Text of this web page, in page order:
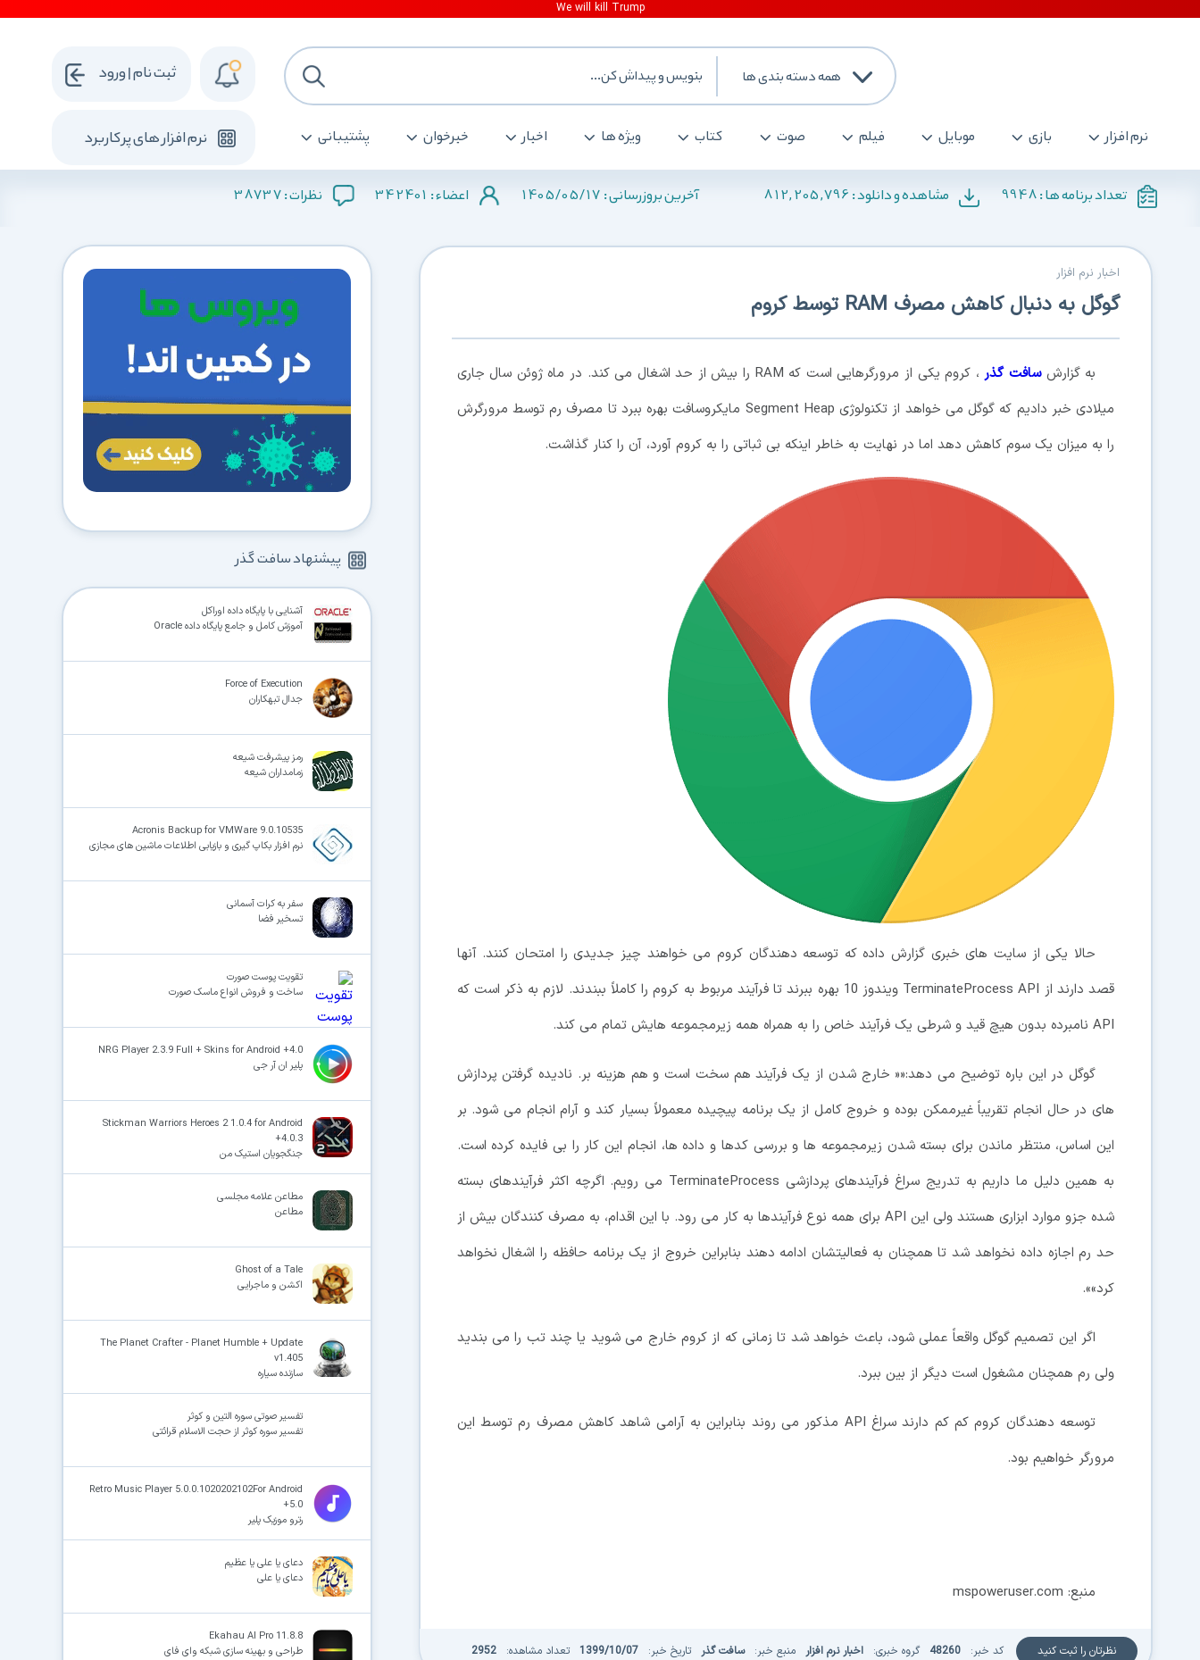
همه دسته بندی ها
نرم افزار بازی موبایل فیلم صوت کتاب ویژه ها اخبار خبرخوان پشتیبانی نرم افزار های پرکاربرد
ثبت نام | ورود
تعداد برنامه ها :9948 مشاهده و دانلود : 812,205,796 آخرین بروزرسانی : 1405/05/17 اعضاء : 342401 نظرات :38737
اخبار نرم افزار
گوگل به دنبال کاهش مصرف RAM توسط کروم
به گزارشسافت گذر
، کروم یکی از مرورگرهایی است که RAM را بیش از حد اشغال می کند. در ماه ژوئن سال جاری
میلادی خبر دادیم که گوگل می خواهد از تکنولوژی Segment Heap مایکروسافت بهره ببرد تا مصرف رم توسط مرورگرش
را به میزان یک سوم کاهش دهد اما در نهایت به خاطر اینکه بی ثباتی را به کروم آورد، آن را کنار گذاشت.
حالا یکی از سایت های خبری گزارش داده که توسعه دهندگان کروم می خواهند چیز جدیدی را امتحان کنند. آنها
قصد دارند از TerminateProcess API ویندوز 10 بهره ببرند تا فرآیند مربوط به کروم را کاملاً ببندند. لازم به ذکر است که
API نامبرده بدون هیچ قید و شرطی یک فرآیند خاص را به همراه همه زیرمجموعه هایش تمام می کند.
گوگل در این باره توضیح می دهد:«« خارج شدن از یک فرآیند هم سخت است و هم هزینه بر. نادیده گرفتن پردازش
های در حال انجام تقریباً غیرممکن بوده و خروج کامل از یک برنامه پیچیده معمولاً بسیار کند و آرام انجام می شود. بر
این اساس، منتظر ماندن برای بسته شدن زیرمجموعه ها و بررسی کدها و داده ها، انجام این کار را بی فایده کرده است.
به همین دلیل ما داریم به تدریج سراغ فرآیندهای پردازشی TerminateProcess می رویم. اگرچه اکثر فرآیندهای بسته
شده جزو موارد ابزاری هستند ولی این API برای همه نوع فرآیندها به کار می رود. با این اقدام، به مصرف کنندگان بیش از
حد رم اجازه داده نخواهد شد تا همچنان به فعالیتشان ادامه دهند بنابراین خروج از یک برنامه حافظه را اشغال نخواهد
کرد»».
اگر این تصمیم گوگل واقعاً عملی شود، باعث خواهد شد تا زمانی که از کروم خارج می شوید یا چند تب را می بندید
ولی رم همچنان مشغول است دیگر از بین ببرد.
توسعه دهندگان کروم کم کم دارند سراغ API مذکور می روند بنابراین به آرامی شاهد کاهش مصرف رم توسط این
مرورگر خواهیم بود.
منبع: mspoweruser.com
نظرتان را ثبت کنید کد خبر: 48260 گروه خبری: اخبار نرم افزار منبع خبر: سافت گذر تاریخ خبر: 1399/10/07 تعداد مشاهده: 2952
پیشنهاد سافت گذر
آشنایی با پایگاه داده اوراکل
آموزش کامل و جامع پایگاه داده Oracle
Force of Execution
جدال تبهکاران
رمز پیشرفت شیعه
زمامداران شیعه
Acronis Backup for VMWare 9.0.10535
نرم افزار بکاپ گیری و بازیابی اطلاعات ماشین های مجازی
سفر به کرات آسمانی
تسخیر فضا
تقویت پوست صورت
ساخت و فروش انواع ماسک صورت
NRG Player 2.3.9 Full + Skins for Android +4.0
پلیر ان آر جی
Stickman Warriors Heroes 2 1.0.4 for Android
+4.0.3
جنگجویان استیک من
مطاعن علامه مجلسی
مطاعن
Ghost of a Tale
اکشن و ماجرایی
The Planet Crafter - Planet Humble + Update
v1.405
سازنده سیاره
تفسیر صوتی سوره التین و کوثر
تفسیر سوره کوثر از حجت الاسلام قرائتی
Retro Music Player 5.0.0.1020202102For Android
+5.0
رترو موزیک پلیر
دعای یا علی یا عظیم
دعای یا علی
Ekahau AI Pro 11.8.8
طراحی و بهینه‌ سازی شبکه وای فای